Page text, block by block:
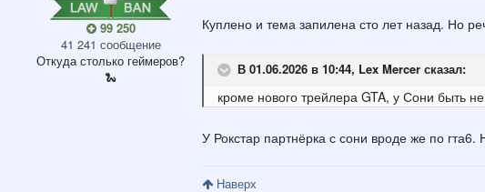
99 250
41 241 сообщение
Откудастолько геймеров?
🐍
Куплено и тема запилена сто лет назад. Но
В 01.06.2026 в 10:44, Lex Mercerсказал:
кроме нового трейлера GTA, у Сони быть
У Рокстар партнёрка с сони вроде же по
Наверх